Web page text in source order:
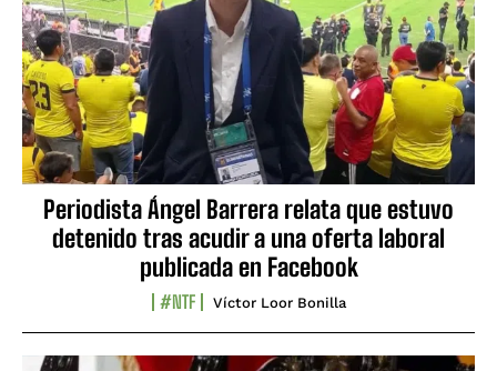
Periodista Ángel Barrera relata que estuvo
detenido tras acudir a una oferta laboral
publicada en Facebook
#NTF Víctor Loor Bonilla